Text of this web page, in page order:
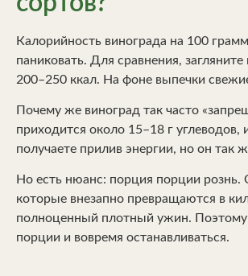
Калорийность винограда на 100
паниковать. Для сравнения, загляните
200–250 ккал. На фоне выпечки
Почему же виноград так часто
приходится около 15–18 г
получаете прилив энергии, но он так
Но есть нюанс: порция порции рознь.
которые внезапно превращаются в
полноценный плотный ужин. Поэтому
порции и вовремя останавливаться.